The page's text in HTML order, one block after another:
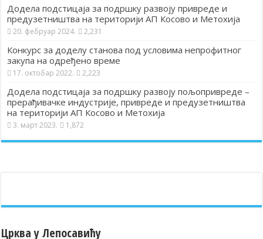
Додела подстицаја за подршку развоју привреде и
предузетништва на територији АП Косово и Метохија
20. фебруар 2024. 2,231
Конкурс за доделу станова под условима непрофитног
закупа на одређено време
17. октобар 2022. 2,223
Додела подстицаја за подршку развоју пољопривреде –
прерађивачке индустрије, привреде и предузетништва
на територији АП Косово и Метохија
3. март 2023. 1,872
Црква у Лепосавићу